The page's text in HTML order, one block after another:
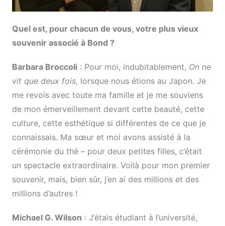
Quel est, pour chacun de vous, votre plus vieux
souvenir associé à Bond ?
Barbara Broccoli: Pour moi, indubitablement, On ne
vit que deux fois, lorsque nous étions au Japon. Je
me revois avec toute ma famille et je me souviens
de mon émerveillement devant cette beauté, cette
culture, cette esthétique si différentes de ce que je
connaissais. Ma sœur et moi avons assisté à la
cérémonie du thé – pour deux petites filles, c’était
un spectacle extraordinaire. Voilà pour mon premier
souvenir, mais, bien sûr, j’en ai des millions et des
millions d’autres !
Michael G. Wilson : J’étais étudiant à l’université,